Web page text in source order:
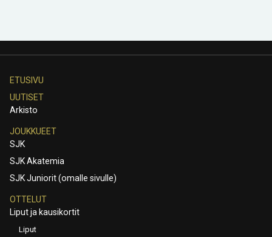
ETUSIVU
UUTISET
Arkisto
JOUKKUEET
SJK
SJK Akatemia
SJK Juniorit (omalle sivulle)
OTTELUT
Liput ja kausikortit
Liput